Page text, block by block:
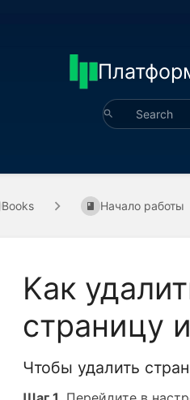
Books Начало работы
Kак
страницу
Чтобы удалить